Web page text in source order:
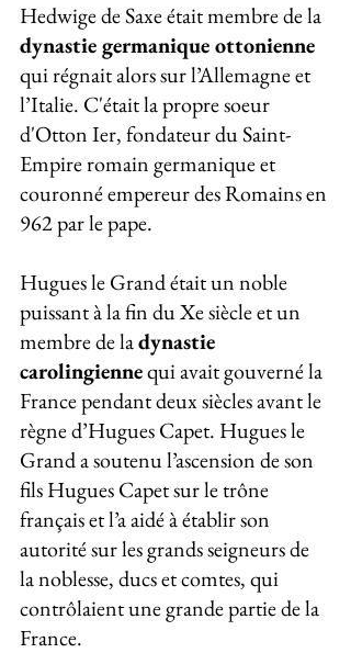
Hedwige de Saxe était membre de la
dynastie germanique ottonienne
qui régnait alors sur l’Allemagne et
l’Italie. C'était la propre soeur
d'Otton Ier, fondateur du Saint-
Empire romain germanique et
couronné empereur des Romains en
962 par le pape.
Hugues le Grand était un noble
puissant à la fin du Xe siècle et un
membre de la dynastie
carolingienne qui avait gouverné la
France pendant deux siècles avant le
règne d’Hugues Capet. Hugues le
Grand a soutenu l’ascension de son
fils Hugues Capet sur le trône
français et l’a aidé à établir son
autorité sur les grands seigneurs de
la noblesse, ducs et comtes, qui
contrôlaient une grande partie de la
France.